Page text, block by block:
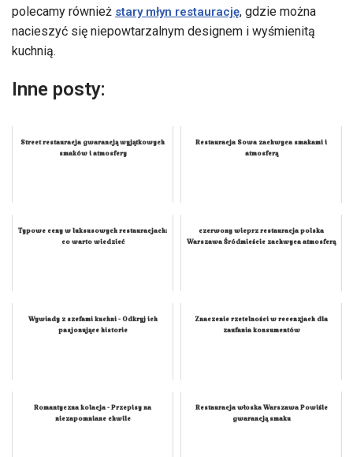
polecamy również stary młyn restaurację, gdzie można
nacieszyć się niepowtarzalnym designem i wyśmienitą
kuchnią.
Inne posty:
Street restauracja gwarancją wyjątkowych
smaków i atmosfery
Restauracja Sowa zachwyca smakami i
atmosferą
Typowe ceny w luksusowych restauracjach:
co warto wiedzieć
czerwony wieprz restauracja polska
Warszawa Śródmieście zachwyca atmosferą
Wywiady z szefami kuchni - Odkryj ich
pasjonujące historie
Znaczenie rzetelności w recenzjach dla
zaufania konsumentów
Romantyczna kolacja - Przepisy na
niezapomniane chwile
Restauracja włoska Warszawa Powiśle
gwarancją smaku